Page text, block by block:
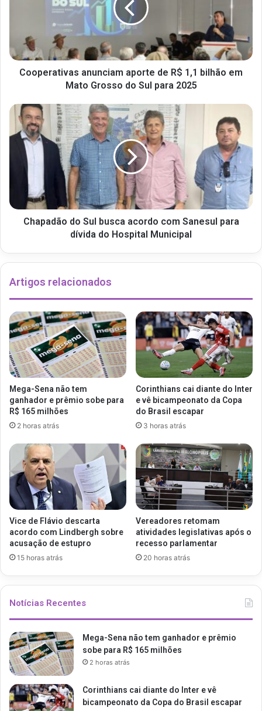
Cooperativas anunciam aporte de R$ 1,1 bilhão em
Mato Grosso do Sul para 2025
Chapadão do Sul busca acordo com Sanesul para
dívida do Hospital Municipal
Artigos relacionados
Mega-Sena não tem
ganhador e prêmio sobe para
R$ 165 milhões
2 horas atrás
Corinthians cai diante do Inter
e vê bicampeonato da Copa
do Brasil escapar
3 horas atrás
Vice de Flávio descarta
acordo com Lindbergh sobre
acusação de estupro
15 horas atrás
Vereadores retomam
atividades legislativas após o
recesso parlamentar
20 horas atrás
Notícias Recentes
Mega-Sena não tem ganhador e prêmio
sobe para R$ 165 milhões
2 horas atrás
Corinthians cai diante do Inter e vê
bicampeonato da Copa do Brasil escapar